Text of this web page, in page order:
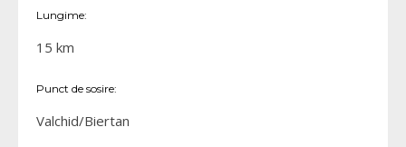
Lungime:
15 km
Punct de sosire:
Valchid/Biertan